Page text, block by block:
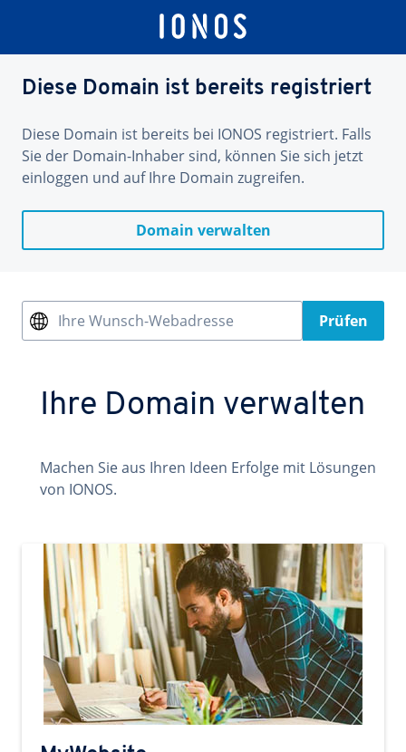
Diese Domain ist bereits registriert
Diese Domain ist bereits bei IONOS registriert. Falls
Sie der Domain-Inhaber sind, können Sie sich jetzt
einloggen und auf Ihre Domain zugreifen.
Domain verwalten
Ihre Wunsch-Webadresse Prüfen
Ihre Domain verwalten
Machen Sie aus Ihren Ideen Erfolge mit Lösungen
von IONOS.